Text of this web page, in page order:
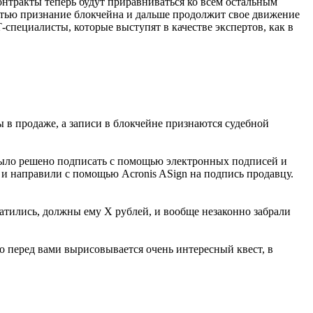
признание блокчейна и дальше продолжит свое движение
которые выступят в качестве экспертов, как в
продаже, а записи в блокчейне признаются судебной
решено подписать с помощью электронных подписей и
направили с помощью Acronis ASign на подпись продавцу.
должны ему X рублей, и вообще незаконно забрали
перед вами вырисовывается очень интересный квест, в